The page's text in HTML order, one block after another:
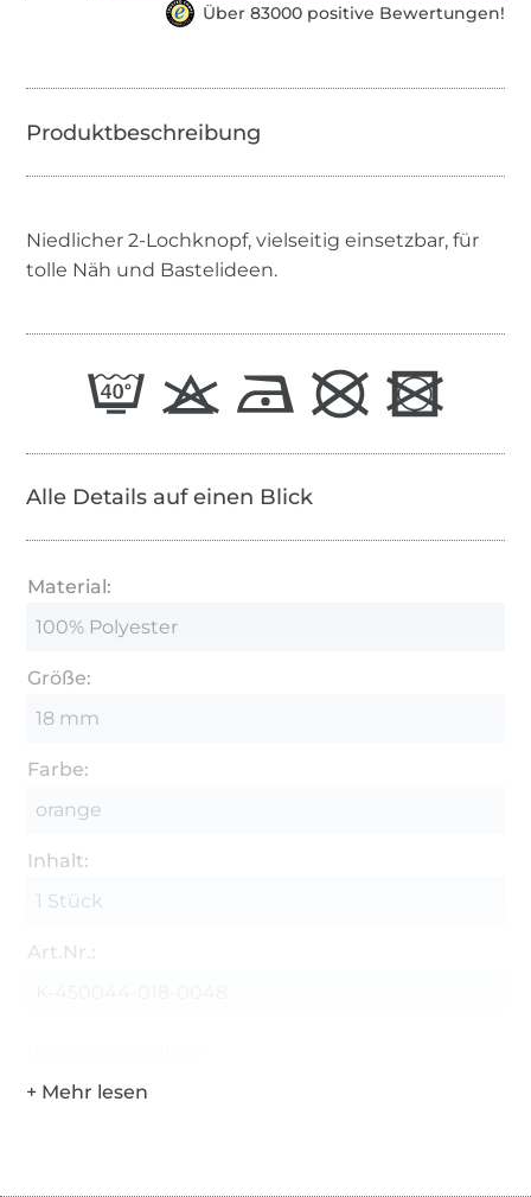
Über 83000 positive Bewertungen!
Niedlicher 2-Lochknopf, vielseitig einsetzbar, für
tolle Näh und Bastelideen.
Alle Details auf einen Blick
Material:
100% Polyester
Größe:
18 mm
Farbe:
orange
Inhalt:
1 Stück
Art.Nr.: